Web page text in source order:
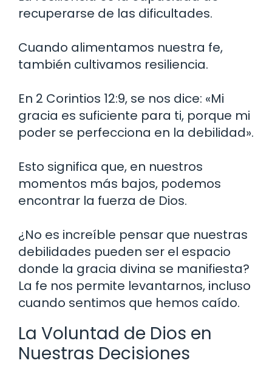
recuperarse de las dificultades.
Cuando alimentamos nuestra fe,
también cultivamos resiliencia.
En 2 Corintios 12:9, se nos dice: «Mi
gracia es suficiente para ti, porque mi
poder se perfecciona en la debilidad».
Esto significa que, en nuestros
momentos más bajos, podemos
encontrar la fuerza de Dios.
¿No es increíble pensar que nuestras
debilidades pueden ser el espacio
donde la gracia divina se manifiesta?
La fe nos permite levantarnos, incluso
cuando sentimos que hemos caído.
La Voluntad de Dios en
Nuestras Decisiones